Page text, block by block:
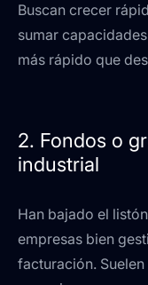
Buscan crecer
sumar
más rápido que
2. Fondos o
industrial
Han bajado el
empresas bien
facturación.